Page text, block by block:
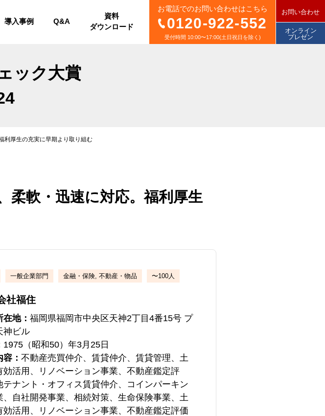
お問い合わせ
オンライン
プレゼン
お電話でのお問い合わせはこちら
0120-922-552
受付時間 10:00〜17:00(土日祝日を除く)
導入事例 Q&A
資料
ダウンロード
ック大賞
利厚生の充実に早期より取り組む
柔軟・迅速に対応。福利厚生
一般企業部門 金融・保険, 不動産・物品 〜100人
社福住
地： 福岡県福岡市中央区天神2丁目4番15号 プ
神ビル
1975（昭和50）年3月25日
： 不動産売買仲介、賃貸仲介、賃貸管理、土
効活用、リノベーション事業、不動産鑑定評
ナント・オフィス賃貸仲介、コインパーキン
、自社開発事業、相続対策、生命保険事業、土
効活用、リノベーション事業、不動産鑑定評価